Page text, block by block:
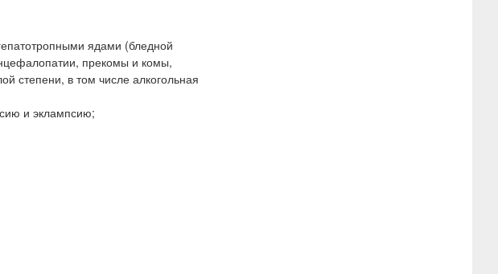
ядами (бледной
прекомы и комы,
степени, в том числе алкогольная
и эклампсию;